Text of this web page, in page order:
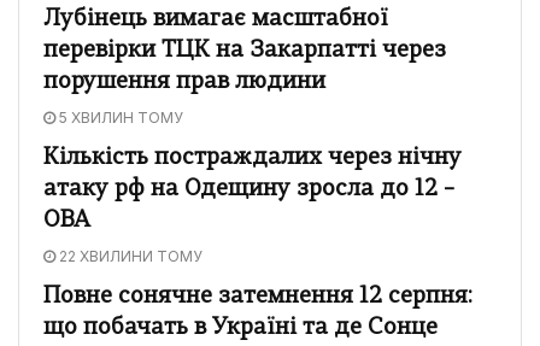
Лубінець вимагає масштабної
перевірки ТЦК на Закарпатті через
порушення прав людини
5 ХВИЛИН ТОМУ
Кількість постраждалих через нічну
атаку рф на Одещину зросла до 12 –
ОВА
22 ХВИЛИНИ ТОМУ
Повне сонячне затемнення 12 серпня:
що побачать в Україні та де Сонце